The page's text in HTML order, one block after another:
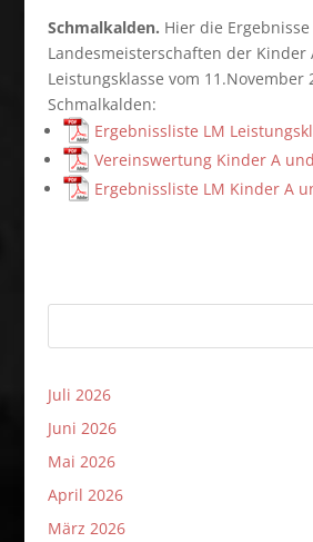
Schmalkalden. Hier die
Landesmeisterschaften der Kinder
Leistungsklasse vom 11.November
Schmalkalden:
Ergebnissliste LM
Vereinswertung Kinder A
Ergebnissliste LM Kinder A
Juli 2026
Juni 2026
Mai 2026
April 2026
März 2026